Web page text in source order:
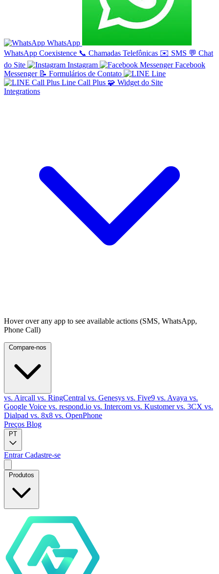
WhatsApp
WhatsApp Coexistence 📞 Chamadas Telefônicas ✉️ SMS 💬 Chat
do Site
Instagram
Facebook
Messenger 📝 Formulários de Contato
Line
Line Call Plus 🧩 Widget do Site
Integrations
Hover over any app to see available actions (SMS, WhatsApp,
Phone Call)
vs. Aircall vs. RingCentral vs. Genesys vs. Five9 vs. Avaya vs.
Google Voice vs. respond.io vs. Intercom vs. Kustomervs. 3CX vs.
Dialpad vs. 8x8 vs. OpenPhone
Preços Blog
PT
EntrarCadastre-se
Produtos